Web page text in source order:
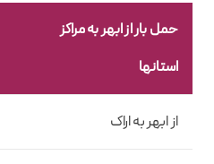
حمل بار از ابهر به مراکز
استانها
از ابهر به اراک